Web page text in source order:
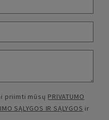
priimti mūsų PRIVATUMO
SĄLYGOS IR SĄLYGOS ir